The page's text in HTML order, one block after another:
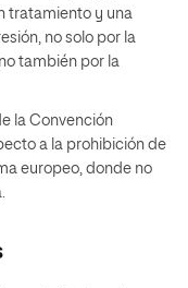
tratamiento y una
no solo por la
también por la
la Convención
a la prohibición de
europeo, donde no